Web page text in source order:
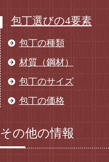
包丁選びの4要素
包丁の種類
材質（鋼材）
包丁のサイズ
包丁の価格
その他の情報